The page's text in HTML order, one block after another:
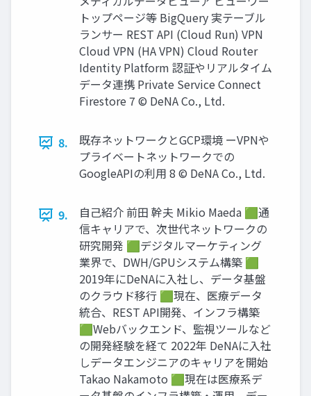
トップページ等 BigQuery 実テーブル
ランサー REST API (Cloud Run) VPN
Cloud VPN (HA VPN) Cloud Router
Identity Platform 認証やリアルタイム
データ連携 Private Service Connect
Firestore 7 © DeNA Co., Ltd.
8.
既存ネットワークとGCP環境 ーVPNや
プライベートネットワークでの
GoogleAPIの利⽤ 8 © DeNA Co., Ltd.
9.
⾃⼰紹介 前⽥ 幹夫 Mikio Maeda 🟩通
信キャリアで、次世代ネットワークの
研究開発 🟩デジタルマーケティング
業界で、DWH/GPUシステム構築 🟩
2019年にDeNAに⼊社し、データ基盤
のクラウド移⾏ 🟩現在、医療データ
統合、REST API開発、インフラ構築
🟩Webバックエンド、監視ツールなど
の開発経験を経て 2022年 DeNAに⼊社
しデータエンジニアのキャリアを開始
Takao Nakamoto 🟩現在は医療系デ